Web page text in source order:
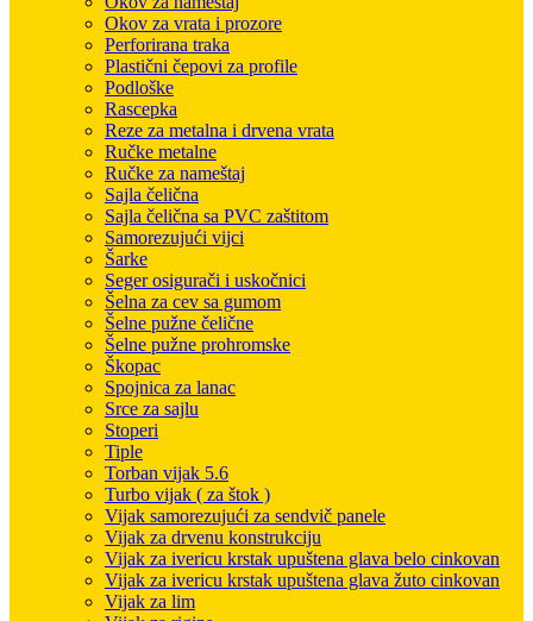
Okov za vrata i prozore
Perforirana traka
Plastični čepovi za profile
Podloške
Rascepka
Reze za metalna i drvena vrata
Ručke metalne
Ručke za nameštaj
Sajla čelična
Sajla čelična sa PVC zaštitom
Samorezujući vijci
Šarke
Seger osigurači i uskočnici
Šelna za cev sa gumom
Šelne pužne čelične
Šelne pužne prohromske
Škopac
Spojnica za lanac
Srce za sajlu
Stoperi
Tiple
Torban vijak 5.6
Turbo vijak ( za štok )
Vijak samorezujući za sendvič panele
Vijak za drvenu konstrukciju
Vijak za ivericu krstak upuštena glava belo cinkovan
Vijak za ivericu krstak upuštena glava žuto cinkovan
Vijak za lim